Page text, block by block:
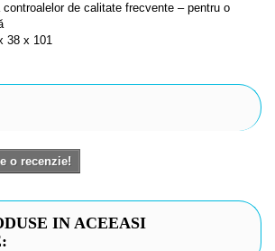
de calitate frecvente – pentru o
38 x 101
o recenzie!
IN ACEEASI